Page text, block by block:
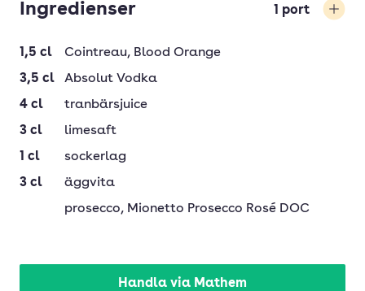
Ingredienser 1 port
1,5 cl Cointreau, Blood Orange
3,5 cl
Absolut Vodka
4 cl
tranbärsjuice
3 cl
limesaft
1 cl
sockerlag
3 cl
äggvita
prosecco, Mionetto Prosecco Rosé DOC
Handla via Mathem